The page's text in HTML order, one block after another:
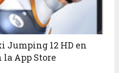
Jumping 12 HD en
la App Store